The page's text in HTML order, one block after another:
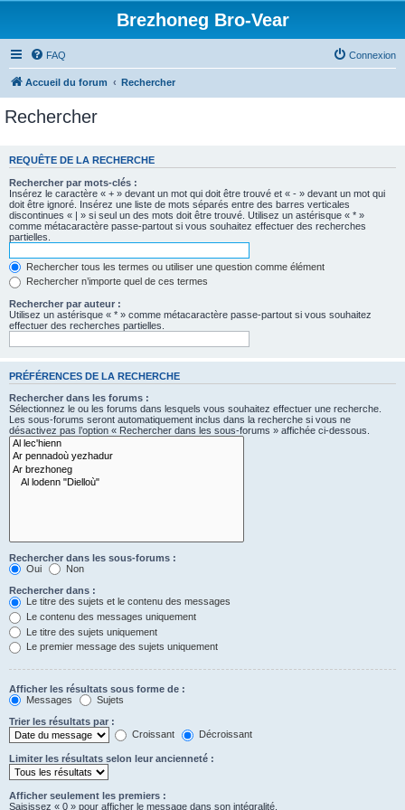
Brezhoneg Bro-Vear
FAQ Connexion
Accueil du forum Rechercher
Rechercher
REQUÊTE DE LA RECHERCHE
Rechercher par mots-clés :
Insérez le caractère « + » devant un mot qui doit être trouvé et « - » devant un mot qui
doit être ignoré. Insérez une liste de mots séparés entre des barres verticales
discontinues « | » si seul un des mots doit être trouvé. Utilisez un astérisque « * »
comme métacaractère passe-partout si vous souhaitez effectuer des recherches
partielles.
Rechercher tous les termes ou utiliser une question comme élément
Rechercher n’importe quel de ces termes
Rechercher par auteur :
Utilisez un astérisque « * » comme métacaractère passe-partout si vous souhaitez
effectuer des recherches partielles.
PRÉFÉRENCES DE LA RECHERCHE
Rechercher dans les forums :
Sélectionnez le ou les forums dans lesquels vous souhaitez effectuer une recherche.
Les sous-forums seront automatiquement inclus dans la recherche si vous ne
désactivez pas l’option « Rechercher dans les sous-forums » affichée ci-dessous.
Rechercher dans les sous-forums :
Oui
Non
Rechercher dans :
Le titre des sujets et le contenu des messages
Le contenu des messages uniquement
Le titre des sujets uniquement
Le premier message des sujets uniquement
Afficher les résultats sous forme de :
Messages
Sujets
Trier les résultats par :
Croissant
Décroissant
Limiter les résultats selon leur ancienneté :
Afficher seulement les premiers :
Saisissez « 0 » pour afficher le message dans son intégralité.